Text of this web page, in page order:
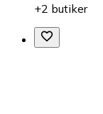
+2 butiker